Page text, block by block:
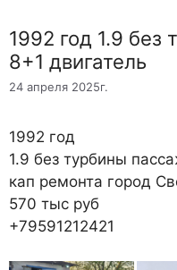
1992 год 1.9
8+1 двигатель
24 апреля 2025г.
1992 год
1.9 без турбины
кап ремонта город
570 тыс руб
+79591212421